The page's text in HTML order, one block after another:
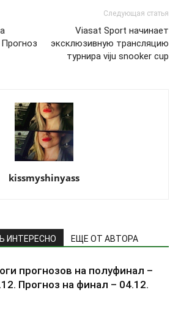
Следующая статья
Viasat Sport начинает
эксклюзивную трансляцию
турнира viju snooker cup
kissmyshinyass
ИНТЕРЕСНО ЕЩЕ ОТ АВТОРА
прогнозов на полуфинал –
Прогноз на финал – 04.12.